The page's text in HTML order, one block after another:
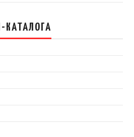
КАТАЛОГА